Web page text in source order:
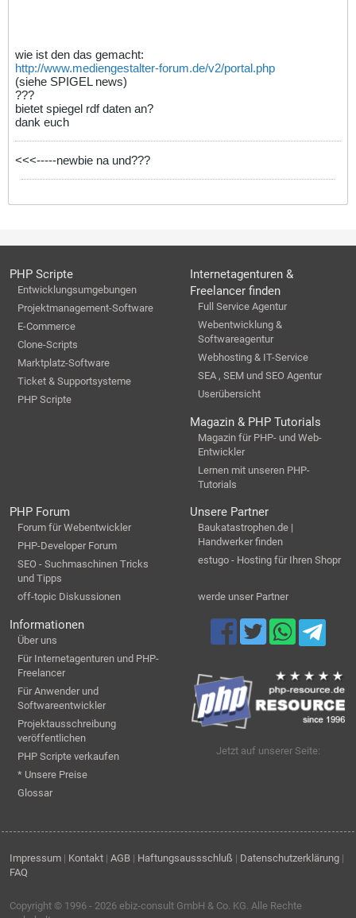
wie ist den das gemacht:
http://www.mediengestalter-forum.de/v2/portal.php
(siehe SPIGEL news)
???
bietet spiegel rdf daten an?
dank euch
<<<-----newbie na und???
PHP Scripte
Entwicklungsumgebungen
Projektmanagement-Software
E-Commerce
Clone-Scripts
Marktplatz-Software
Ticket & Supportsysteme
PHP Scripte
Internetagenturen &
Freelancer finden
Full Service Agentur
Webentwicklung &
Softwareagentur
Webhosting & IT-Service
SEA , SEM und SEO Agentur
Userübersicht
Magazin & PHP Tutorials
Magazin für PHP- und Web-
Entwickler
Lernen mit unseren PHP-
Tutorials
PHP Forum
Forum für Webentwickler
PHP-Developer Forum
SEO - Suchmaschinen Tricks
und Tipps
off-topic Diskussionen
Unsere Partner
Baukatastrophen.de |
Handwerker finden
estugo - Hosting für Ihren Shopr
werde unser Partner
Informationen
Über uns
Für Internetagenturen und PHP-
Freelancer
Für Anwender und
Softwareentwickler
Projektausschreibung
veröffentlichen
PHP Scripte verkaufen
* Unsere Preise
Glossar
Jetzt auf unserer Seite:
Impressum | Kontakt | AGB | Haftungsaussschluß | Datenschutzerklärung |
FAQ
Copyright © 1996 - 2026 ebiz-consult GmbH & Co. KG. Alle Rechte